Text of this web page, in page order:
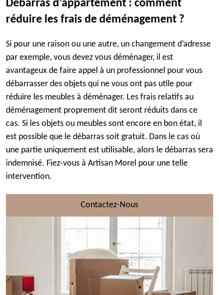
Débarras d’appartement : comment
réduire les frais de déménagement ?
Si pour une raison ou une autre, un changement d’adresse
par exemple, vous devez vous déménager, il est
avantageux de faire appel à un professionnel pour vous
débarrasser des objets qui ne vous ont pas utile pour
réduire les meubles à déménager. Les frais relatifs au
déménagement proprement dit seront réduits dans ce
cas. Si les objets ou meubles sont encore en bon état, il
est possible que le débarras soit gratuit. Dans le cas où
une partie uniquement est utilisable, alors le débarras sera
indemnisé. Fiez-vous à Artisan Morel pour une telle
intervention.
Contactez-Nous